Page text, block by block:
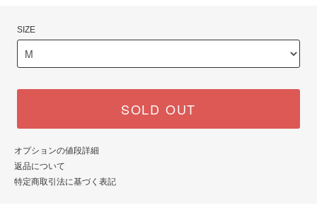
SIZE
SOLD OUT
オプションの値段詳細
返品について
特定商取引法に基づく表記